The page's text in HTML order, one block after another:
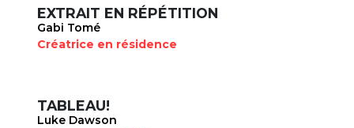
EXTRAIT EN RÉPÉTITION
Gabi Tomé
Créatrice en résidence
TABLEAU!
Luke Dawson